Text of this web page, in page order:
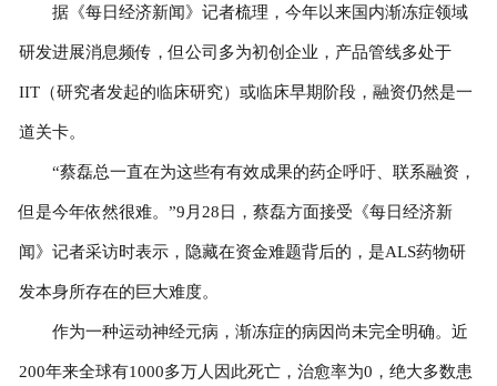
据《每日经济新闻》记者梳理，今年以来国内渐冻症领域
研发进展消息频传，但公司多为初创企业，产品管线多处于
IIT（研究者发起的临床研究）或临床早期阶段，融资仍然是一
道关卡。
“蔡磊总一直在为这些有有效成果的药企呼吁、联系融资，
但是今年依然很难。”9月28日，蔡磊方面接受《每日经济新
闻》记者采访时表示，隐藏在资金难题背后的，是ALS药物研
发本身所存在的巨大难度。
作为一种运动神经元病，渐冻症的病因尚未完全明确。近
200年来全球有1000多万人因此死亡，治愈率为0，绝大多数患